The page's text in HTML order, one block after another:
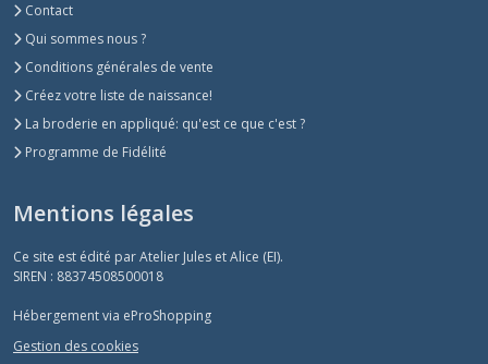
Contact
Qui sommes nous ?
Conditions générales de vente
Créez votre liste de naissance!
La broderie en appliqué: qu'est ce que c'est ?
Programme de Fidélité
Mentions légales
Ce site est édité par Atelier Jules et Alice (EI).
SIREN : 88374508500018
Hébergement via eProShopping
Gestion des cookies